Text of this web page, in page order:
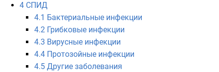
4 СПИД
4.1 Бактериальные инфекции
4.2 Грибковые инфекции
4.3 Вирусные инфекции
4.4 Протозойные инфекции
4.5 Другие заболевания